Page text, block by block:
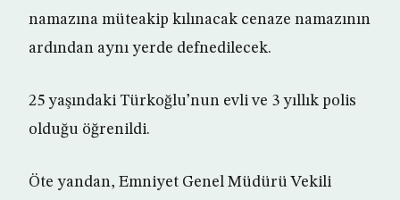
namazına müteakip kılınacak cenaze namazının
ardından aynı yerde defnedilecek.
25 yaşındaki Türkoğlu’nun evli ve 3 yıllık polis
olduğu öğrenildi.
Öte yandan, Emniyet Genel Müdürü Vekili